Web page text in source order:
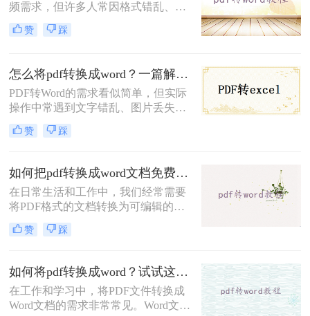
Word的高效方法。
频需求，但许多人常因格式错乱、图
片丢失、扫描件无法编辑等问题而头
疼。那么怎么把pdf转成word呢？本文
处理等复杂需求，并附赠提升转换质
量的独家技巧。
赞 踩
怎么将pdf转换成word？一篇解决所有痛点的终极指南！
PDF转Word的需求看似简单，但实际
操作中常遇到文字错乱、图片丢失、
表格变形等问题。那么怎么将pdf转换
成word呢？本文将从基础操作、专业
修复五大维度，提供一套零门槛到高
阶的完整解决方案，助你轻松应对各
类PDF转换难题。
赞 踩
如何把pdf转换成word文档免费？这3种转换方法可以尝试！
在日常生活和工作中，我们经常需要
将PDF格式的文档转换为可编辑的
Word文档。虽然市面上有很多付费的
PDF转换工具，但也有一些免费的方
转换成word文档免费呢？本文将介绍
三种免费将PDF转换成Word文档的方
法。
赞 踩
如何将pdf转换成word？试试这3种实用方法!
在工作和学习中，将PDF文件转换成
Word文档的需求非常常见。Word文档